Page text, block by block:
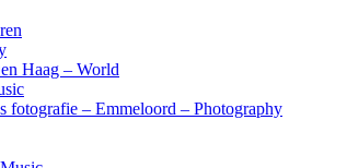
Haag – World
fotografie – Emmeloord – Photography